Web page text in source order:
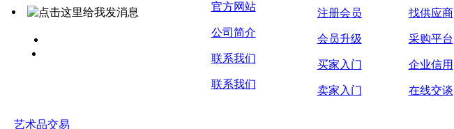
官方网站
公司简介
联系我们
联系我们
注册会员
会员升级
买家入门
卖家入门
找供应商
采购平台
企业信用
在线交谈
艺术品交易